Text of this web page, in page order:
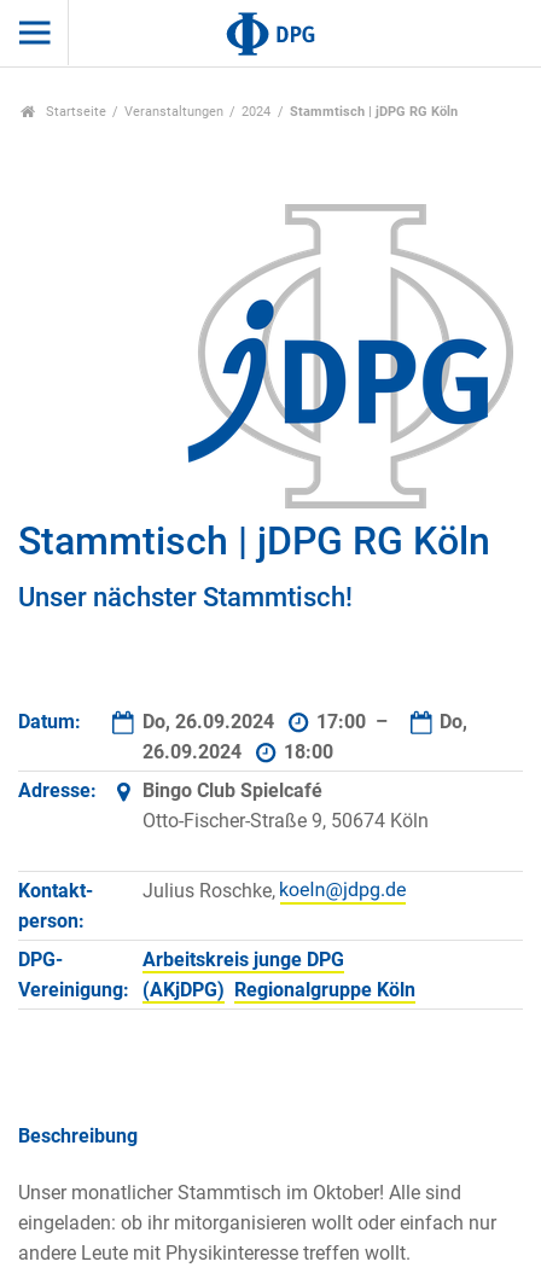
Startseite Veranstaltungen 2024 Stammtisch | jDPG RG Köln
Stammtisch | jDPG RG Köln
Unser nächster Stammtisch!
Datum: Do, 26.09.2024 17:00 –
Do,
26.09.2024
18:00
Adresse:
Bingo Club Spielcafé
Otto-Fischer-Straße 9, 50674 Köln
Kontakt­
person:
Julius Roschke,
DPG-
Vereinigung:
Arbeitskreis junge DPG
(AKjDPG) Regionalgruppe Köln
Beschreibung
Unser monatlicher Stammtisch im Oktober! Alle sind
eingeladen: ob ihr mitorganisieren wollt oder einfach nur
andere Leute mit Physikinteresse treffen wollt.